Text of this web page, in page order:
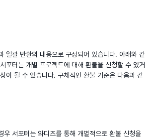
일괄 반환의 내용으로 구성되어 있습니다. 아래와 같
포터는 개별 프로젝트에 대해 환불을 신청할 수 있거
이 될 수 있습니다. 구체적인 환불 기준은 다음과 같
우 서포터는 와디즈를 통해 개별적으로 환불 신청을